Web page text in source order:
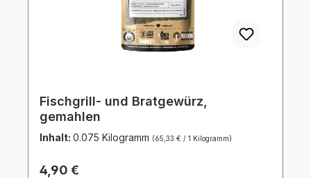
Fischgrill- und Bratgewürz,
gemahlen
Inhalt: 0.075 Kilogramm (65,33 € / 1 Kilogramm)
Regulärer Preis:
4,90 €